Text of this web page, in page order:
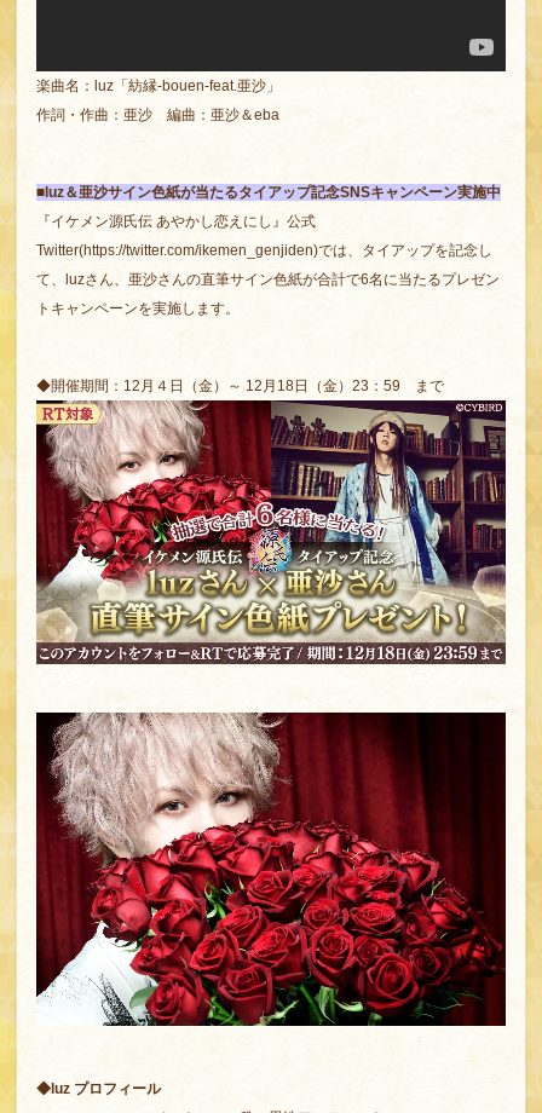
楽曲名：luz「紡縁-bouen-feat.亜沙」
作詞・作曲：亜沙 編曲：亜沙＆eba
■luz＆亜沙サイン色紙が当たるタイアップ記念SNSキャンペーン実施中
『イケメン源氏伝 あやかし恋えにし』公式
Twitter(https://twitter.com/ikemen_genjiden)では、タイアップを記念し
て、luzさん、亜沙さんの直筆サイン色紙が合計で6名に当たるプレゼン
トキャンペーンを実施します。
◆開催期間：12月４日（金）～ 12月18日（金）23：59 まで
◆luz プロフィール